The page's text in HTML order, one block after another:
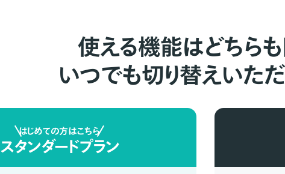
使える機能はどちらも
いつでも切り替えいただ
はじめての方はこちら
スタンダードプラン